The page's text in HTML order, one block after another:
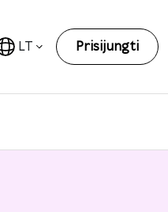
LT Prisijungti